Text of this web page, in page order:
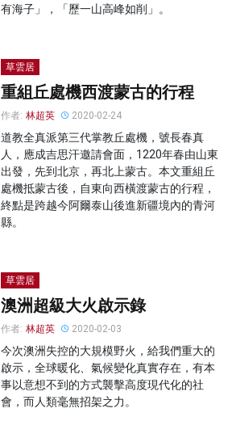
有海子」，「歷一山高峰如削」。
草雲居
重組丘處機西渡蒙古的行程
作者: 林超英 2020-02-24
道教全真派第三代掌教丘處機，號長春真
人，應成吉思汗邀請會面，1220年春由山東
出發，先到北京，再北上蒙古。本文重組丘
處機抵蒙古後，自東向西橫渡蒙古的行程，
終點是跨越今阿爾泰山後進新疆境內的青河
縣。
草雲居
澳洲超級大火啟示錄
作者: 林超英 2020-02-03
今次澳洲失控的大規模野火，給我們重大的
啟示，全球暖化、氣候變化真實存在，有本
事以意想不到的方式襲擊高度現代化的社
會，而人類毫無招架之力。